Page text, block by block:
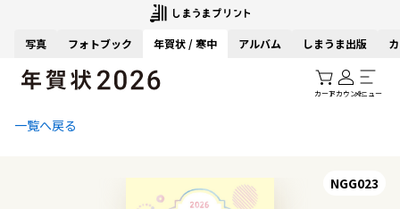
写真 フォトブック 年賀状 / 寒中 アルバム しまうま出版
カートアカウントメニュー
一覧へ戻る
NGG023